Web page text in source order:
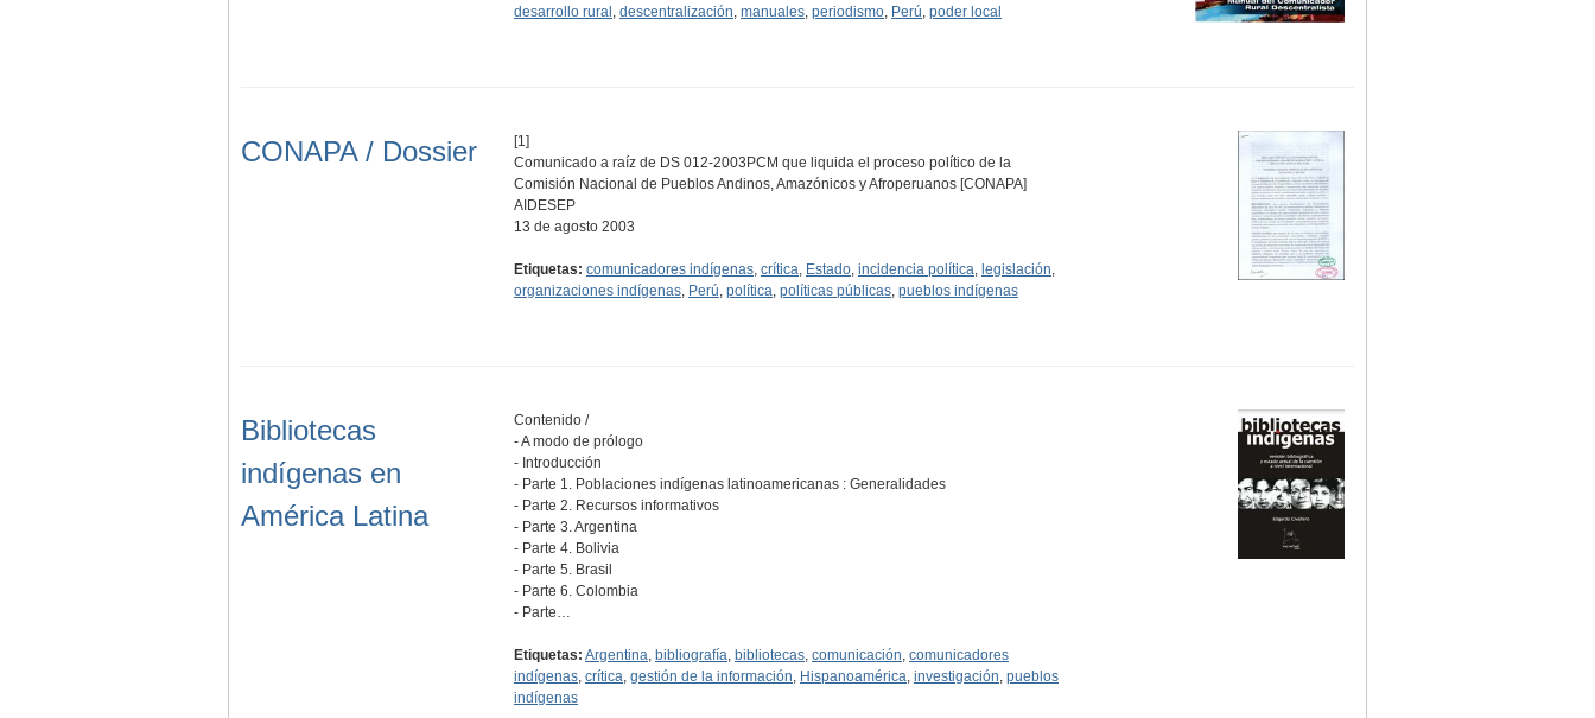
desarrollo rural descentralización manuales periodismo Perú poder local
CONAPA / Dossier
[1]
Comunicado a raíz de DS 012-2003PCM que liquida el proceso político de la
Comisión Nacional de Pueblos Andinos, Amazónicos y Afroperuanos [CONAPA]
AIDESEP
13 de agosto 2003
Etiquetas: comunicadores indígenas crítica Estado incidencia política legislación
organizaciones indígenas Perú política políticas públicas pueblos indígenas
Bibliotecas
indígenas en
América Latina
Contenido /
- A modo de prólogo
- Introducción
- Parte 1. Poblaciones indígenas latinoamericanas : Generalidades
- Parte 2. Recursos informativos
- Parte 3. Argentina
- Parte 4. Bolivia
- Parte 5. Brasil
- Parte 6. Colombia
- Parte…
Etiquetas: Argentina bibliografía bibliotecas comunicación comunicadores
indígenas crítica gestión de la información Hispanoamérica investigación pueblos
indígenas